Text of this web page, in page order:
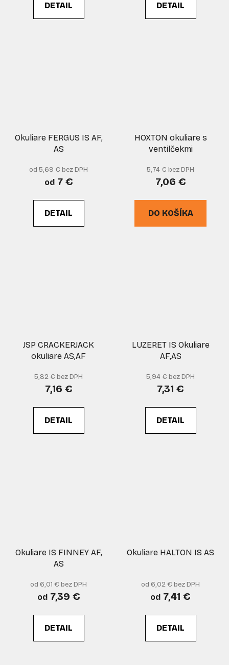
DETAIL DETAIL
Okuliare FERGUS IS AF,
AS
od 5,69 € bez DPH
od7 €
DETAIL
HOXTON okuliare s
ventilčekmi
5,74 € bez DPH
7,06 €
DO KOŠÍKA
JSP CRACKERJACK
okuliare AS,AF
5,82 € bez DPH
7,16 €
DETAIL
LUZERET IS Okuliare
AF,AS
5,94 € bez DPH
7,31 €
DETAIL
Okuliare IS FINNEY AF,
AS
od 6,01 € bez DPH
od7,39 €
DETAIL
Okuliare HALTON IS AS
od 6,02 € bez DPH
od 7,41 €
DETAIL